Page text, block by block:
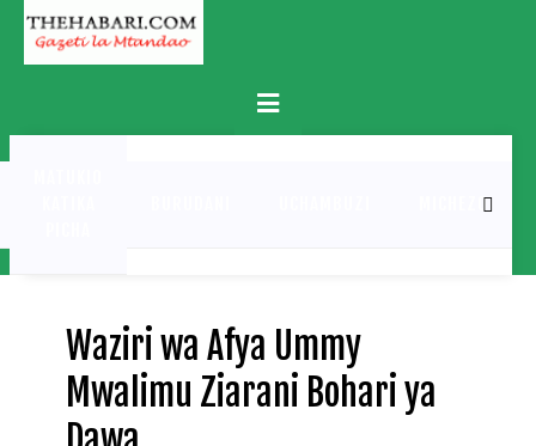
Skip
content
Primary
Menu
MICHEZO
Waziri wa Afya Ummy
Mwalimu Ziarani Bohari ya